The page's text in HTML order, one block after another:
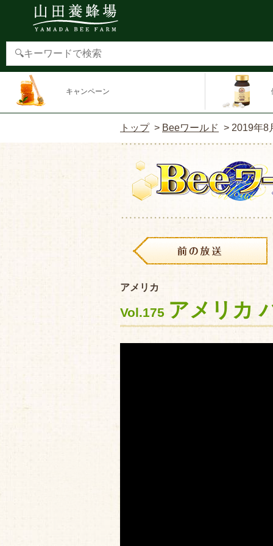
キャンペーン
トップ > Beeワールド > 2019年8
アメリカ
Vol.175 アメリカ